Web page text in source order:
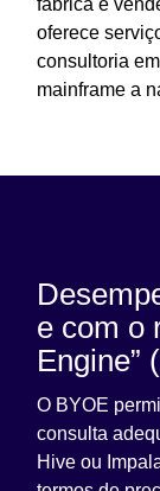
fabrica e
oferece
consultoria
mainframe a
e com o
Engine”
O BYOE
consulta
Hive ou